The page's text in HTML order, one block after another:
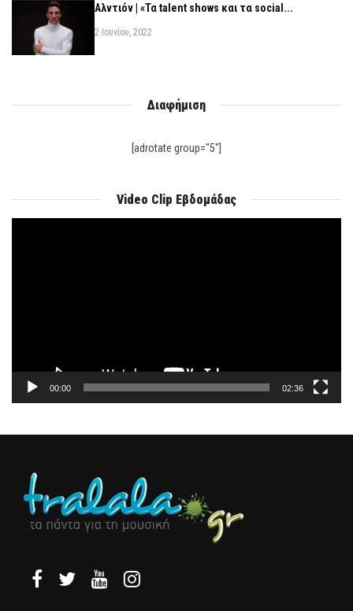
Αλντιόν | «Τα talent shows και τα social...
2 Ιουνίου, 2022
Διαφήμιση
[adrotate group="5"]
Video Clip Εβδομάδας
00:00 02:36